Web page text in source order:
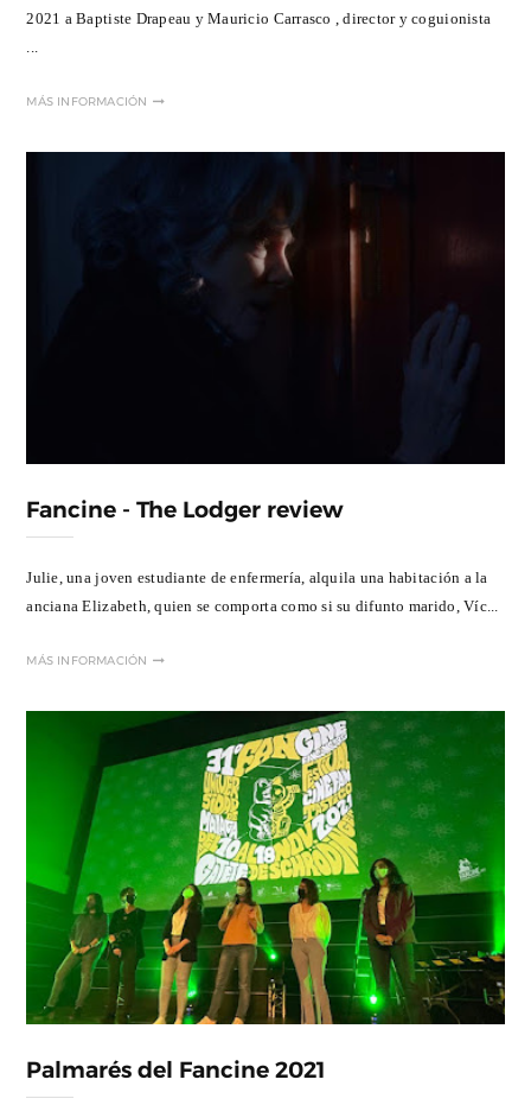
2021 a Baptiste Drapeau y Mauricio Carrasco , director y coguionista
MÁS INFORMACIÓN
Fancine - The Lodger review
Julie, una joven estudiante de enfermería, alquila una habitación a la
anciana Elizabeth, quien se comporta como si su difunto marido, Víc...
MÁS INFORMACIÓN
Palmarés del Fancine 2021